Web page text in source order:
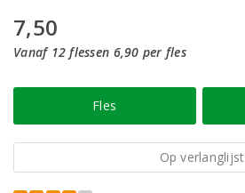
7,50
Vanaf 12 flessen 6,90 per fles
Fles
Op verlanglijst